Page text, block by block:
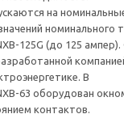
на
номинального
125G (до 125
В
63 оборудован
контактов.